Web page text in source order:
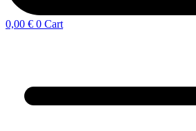
0,00 € 0 Cart